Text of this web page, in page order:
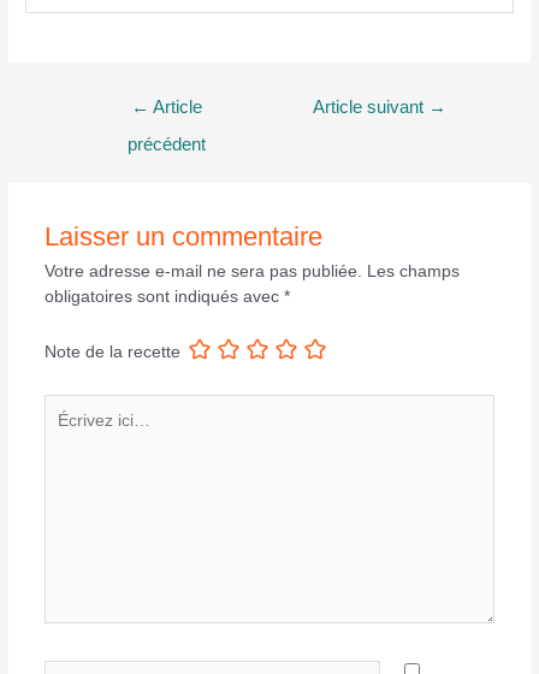
← Article
précédent
Article suivant →
Laisser un commentaire
Votre adresse e-mail ne sera pas publiée. Les champs
obligatoires sont indiqués avec *
Note de la recette
ici…